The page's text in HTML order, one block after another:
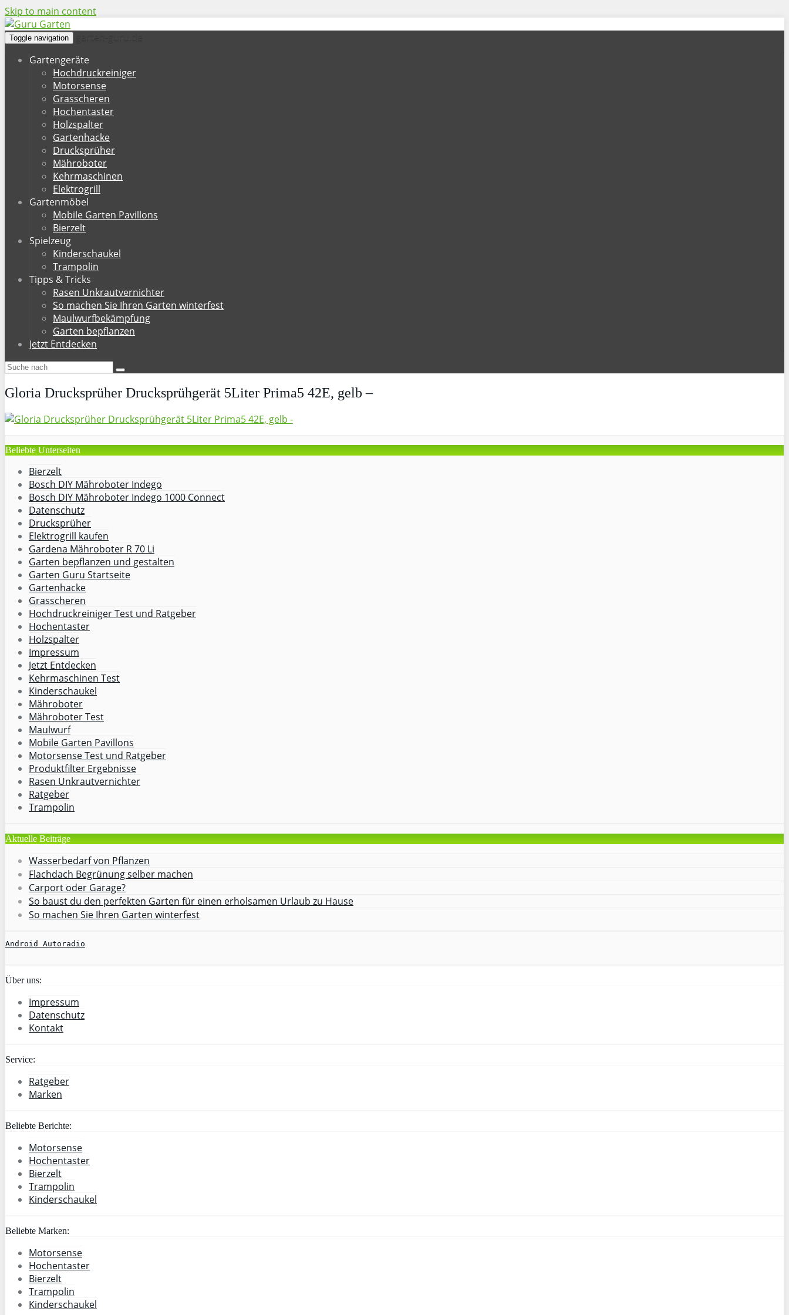
Skip to main content
Toggle navigation
Gartengeräte
Hochdruckreiniger
Motorsense
Grasscheren
Hochentaster
Holzspalter
Gartenhacke
Drucksprüher
Mähroboter
Kehrmaschinen
Elektrogrill
Gartenmöbel
Mobile Garten Pavillons
Bierzelt
Spielzeug
Kinderschaukel
Trampolin
Tipps & Tricks
Rasen Unkrautvernichter
So machen Sie Ihren Garten winterfest
Maulwurfbekämpfung
Garten bepflanzen
Jetzt Entdecken
Gloria Drucksprüher Drucksprühgerät 5Liter Prima5 42E, gelb –
Beliebte Unterseiten
Bierzelt
Bosch DIY Mähroboter Indego
Bosch DIY Mähroboter Indego 1000 Connect
Datenschutz
Drucksprüher
Elektrogrill kaufen
Gardena Mähroboter R 70 Li
Garten bepflanzen und gestalten
Garten Guru Startseite
Gartenhacke
Grasscheren
Hochdruckreiniger Test und Ratgeber
Hochentaster
Holzspalter
Impressum
Jetzt Entdecken
Kehrmaschinen Test
Kinderschaukel
Mähroboter
Mähroboter Test
Maulwurf
Mobile Garten Pavillons
Motorsense Test und Ratgeber
Produktfilter Ergebnisse
Rasen Unkrautvernichter
Ratgeber
Trampolin
Aktuelle Beiträge
Wasserbedarf von Pflanzen
Flachdach Begrünung selber machen
Carport oder Garage?
So baust du den perfekten Garten für einen erholsamen Urlaub zu Hause
So machen Sie Ihren Garten winterfest
Android Autoradio
Über uns:
Impressum
Datenschutz
Kontakt
Service:
Ratgeber
Marken
Beliebte Berichte:
Motorsense
Hochentaster
Bierzelt
Trampolin
Kinderschaukel
Beliebte Marken:
Motorsense
Hochentaster
Bierzelt
Trampolin
Kinderschaukel